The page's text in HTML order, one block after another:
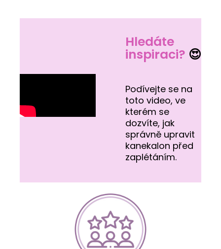
Hledáte
inspiraci? 😍
Podívejte se na
toto video, ve
kterém se
dozvíte, jak
správně upravit
kanekalon před
zaplétáním.